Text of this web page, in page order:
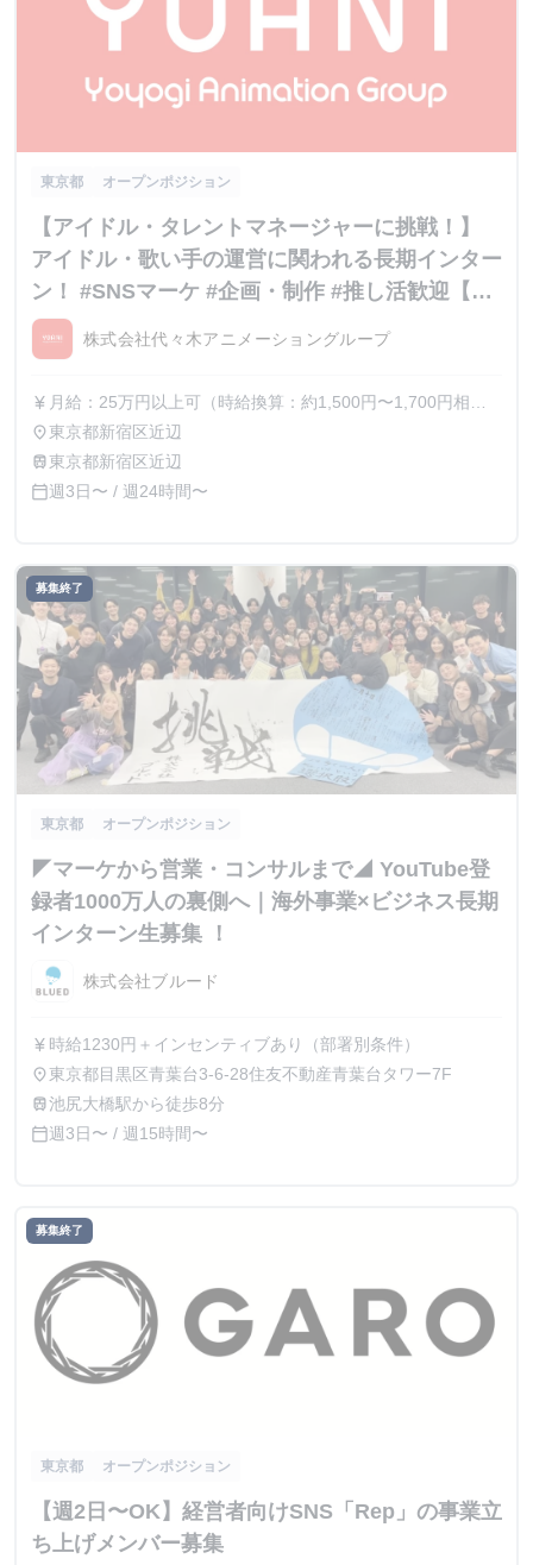
東京都 オープンポジション
【アイドル・タレントマネージャーに挑戦！】
アイドル・歌い手の運営に関われる長期インター
ン！ #SNSマーケ #企画・制作 #推し活歓迎【内
定直結】
株式会社代々木アニメーショングループ
currency_yen 月給：25万円以上可（時給換算：約1,500円〜1,700円相
当） ※選考を通じて最終的な金額が調整（上振れ・下振
れ）されることがございます。 ※インターン期間中の貢献
place東京都新宿区近辺
train東京都新宿区近辺
calendar_today週3日〜 / 週24時間〜
募集終了
東京都 オープンポジション
◤マーケから営業・コンサルまで◢ YouTube登
録者1000万人の裏側へ｜海外事業×ビジネス長期
インターン生募集 ！
株式会社ブルード
currency_yen 時給1230円＋インセンティブあり（部署別条件）
place東京都目黒区青葉台3-6-28住友不動産青葉台タワー7F
train池尻大橋駅から徒歩8分
calendar_today週3日〜 / 週15時間〜
募集終了
東京都 オープンポジション
【週2日〜OK】経営者向けSNS「Rep」の事業立
ち上げメンバー募集